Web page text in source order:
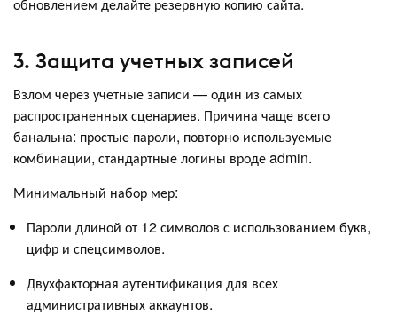
3. Защита учетных записей
Взлом через учетные записи — один из самых
распространенных сценариев. Причина чаще всего
банальна: простые пароли, повторно используемые
комбинации, стандартные логины вроде admin.
Минимальный набор мер:
Пароли длиной от 12 символов с использованием букв,
цифр и спецсимволов.
Двухфакторная аутентификация для всех
административных аккаунтов.